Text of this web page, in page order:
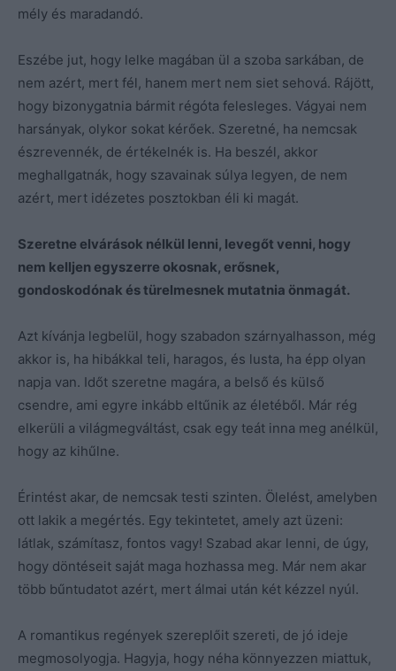
mély és maradandó.
Eszébe jut, hogy lelke magában ül a szoba sarkában, de
nem azért, mert fél, hanem mert nem siet sehová. Rájött,
hogy bizonygatnia bármit régóta felesleges. Vágyai nem
harsányak, olykor sokat kérőek. Szeretné, ha nemcsak
észrevennék, de értékelnék is. Ha beszél, akkor
meghallgatnák, hogy szavainak súlya legyen, de nem
azért, mert idézetes posztokban éli ki magát.
Szeretne elvárások nélkül lenni, levegőt venni, hogy
nem kelljen egyszerre okosnak, erősnek,
gondoskodónak és türelmesnek mutatnia önmagát.
Azt kívánja legbelül, hogy szabadon szárnyalhasson, még
akkor is, ha hibákkal teli, haragos, és lusta, ha épp olyan
napja van. Időt szeretne magára, a belső és külső
csendre, ami egyre inkább eltűnik az életéből. Már rég
elkerüli a világmegváltást, csak egy teát inna meg anélkül,
hogy az kihűlne.
Érintést akar, de nemcsak testi szinten. Ölelést, amelyben
ott lakik a megértés. Egy tekintetet, amely azt üzeni:
látlak, számítasz, fontos vagy! Szabad akar lenni, de úgy,
hogy döntéseit saját maga hozhassa meg. Már nem akar
több bűntudatot azért, mert álmai után két kézzel nyúl.
A romantikus regények szereplőit szereti, de jó ideje
megmosolyogja. Hagyja, hogy néha könnyezzen miattuk,